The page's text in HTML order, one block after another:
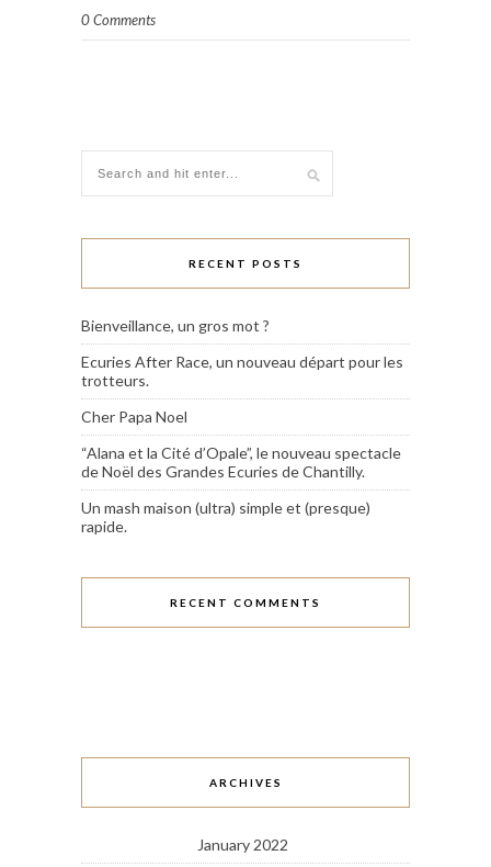
0 Comments
RECENT POSTS
Bienveillance, un gros mot ?
Ecuries After Race, un nouveau départ pour les
trotteurs.
Cher Papa Noel
“Alana et la Cité d’Opale”, le nouveau spectacle
de Noël des Grandes Ecuries de Chantilly.
Un mash maison (ultra) simple et (presque)
rapide.
RECENT COMMENTS
ARCHIVES
January 2022